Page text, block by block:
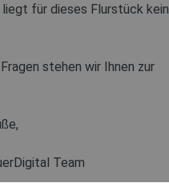
für dieses Flurstück kein
stehen wir Ihnen zur
Team